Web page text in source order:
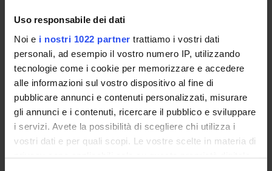
Uso responsabile dei dati
Noi e i nostri 1022 partner trattiamo i vostri dati
personali, ad esempio il vostro numero IP, utilizzando
tecnologie come i cookie per memorizzare e accedere
alle informazioni sul vostro dispositivo al fine di
pubblicare annunci e contenuti personalizzati, misurare
gli annunci e i contenuti, ricercare il pubblico e sviluppare
i servizi. Avete la possibilità di scegliere chi utilizza i
vostri dati e per quali scopi. Le vostre scelte in materia di
privacy sono applicabili solo su questa proprietà digitale
Period
Seminars 0
Learning outcomes
The computation and the working out of the knowledge rely
on the distinction between syntax and semantic. The goal of
this course is to study the relationship between syntax and